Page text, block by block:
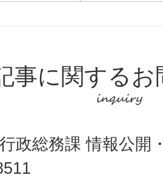
事に関するお
政総務課 情報公開